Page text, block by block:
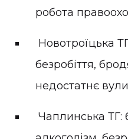
робота
Новотроїцька
безробіття,
недостатнє
Чаплинська ТГ: